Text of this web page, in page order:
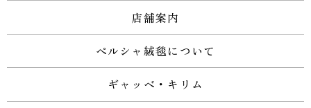
店舗案内
ペルシャ絨毯について
ギャッベ・キリム